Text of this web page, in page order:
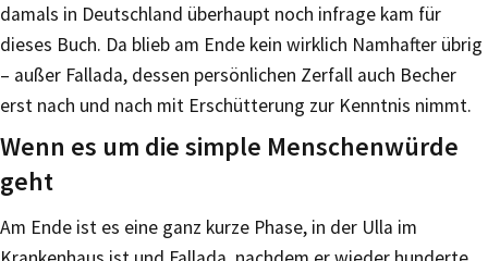
damals in Deutschland überhaupt noch infrage kam für
dieses Buch. Da blieb am Ende kein wirklich Namhafter übrig
– außer Fallada, dessen persönlichen Zerfall auch Becher
erst nach und nach mit Erschütterung zur Kenntnis nimmt.
Wenn es um die simple Menschenwürde
geht
Am Ende ist es eine ganz kurze Phase, in der Ulla im